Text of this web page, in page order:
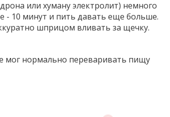
или хуману электролит) немного
- 10 минут и пить давать еще больше.
шприцом вливать за щечку.
мог нормально переваривать пищу